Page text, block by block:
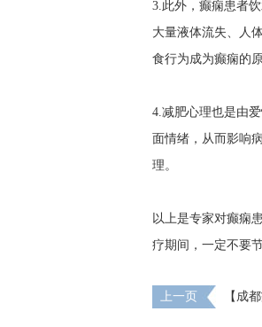
3.此外，癫痫患者
大量液体流失、人
食行为成为癫痫的原
4.减肥心理也是由
面情绪，从而影响
理。
以上是专家对癫痫
疗期间，一定不要
上一页
【成